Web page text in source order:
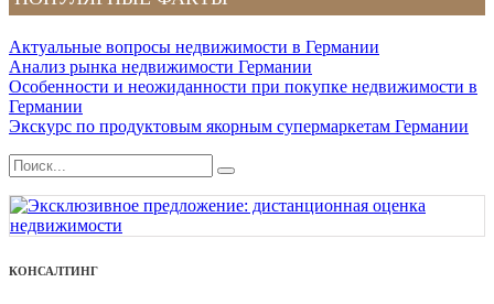
Актуальные вопросы недвижимости в Германии
Анализ рынка недвижимости Германии
Особенности и неожиданности при покупке недвижимости в
Германии
Экскурс по продуктовым якорным супермаркетам Германии
КОНСАЛТИНГ